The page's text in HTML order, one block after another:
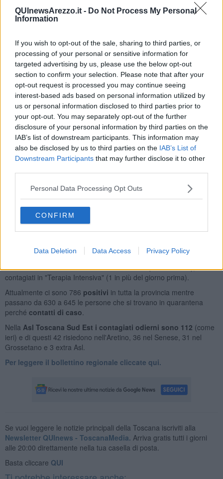
QUInewsArezzo.it - Do Not Process My Personal
Information
If you wish to opt-out of the sale, sharing to third parties, or
processing of your personal or sensitive information for
targeted advertising by us, please use the below opt-out
section to confirm your selection. Please note that after your
opt-out request is processed you may continue seeing
interest-based ads based on personal information utilized by
us or personal information disclosed to third parties prior to
your opt-out. You may separately opt-out of the further
disclosure of your personal information by third parties on the
IAB’s list of downstream participants. This information may
also be disclosed by us to third parties on the IAB’s List of
Downstream Participants that may further disclose it to other
Personal Data Processing Opt Outs
CONFIRM
Data Deletion Data Access Privacy Policy
Comune
Nuovi Casi
Arezzo
Bucine
2
Castelfranco Piandiscò2
Castiglion Fibocchi
1
Castiglion Fiorentino
4
Cavriglia
4
Foiano Della Chiana
3
Marciano Della Chiana1
Montevarchi
2
Pieve Santo Stefano
San Giovanni Valdarno 4
Sansepolcro
4
concentrano 37 dei malati odierni, anche se tornano positivi anche
dai 50enni agli over 80.
Nelle ultime 24 ore la Asl ha
non si registrano decessi. Invece
sempre 16 pazienti
(come ieri) e di questi ancora 2 si
trovano in "Rianimazione".
Al "Misericordia" di Grosseto i malati sono 17 (ieri erano 16), con 5
contagiati in "Terapia Intensiva" (1 in più del giorno prima).
Attualmente ci sono 786 positivi in tutta la provincia mentre
passano da 630 a 645 le persone che si trovano in quarantena
perché contatti di caso
Nella Asl Toscana Sud Est i contagiati odierni sono 112 (come
ieri) e di questi 42 risiedono nell'Aretino, 36 nel Senese, 31 nel
Grossetano e 3 extra Asl.
Per leggere il bollettino regionale cliccate qui.
Se vuoi leggere le notizie principali della Toscana iscriviti alla
Newsletter QUInews - ToscanaMedia. Arriva gratis tutti i giorni
alle 20:00 direttamente nella tua casella di posta.
Basta cliccare QUI